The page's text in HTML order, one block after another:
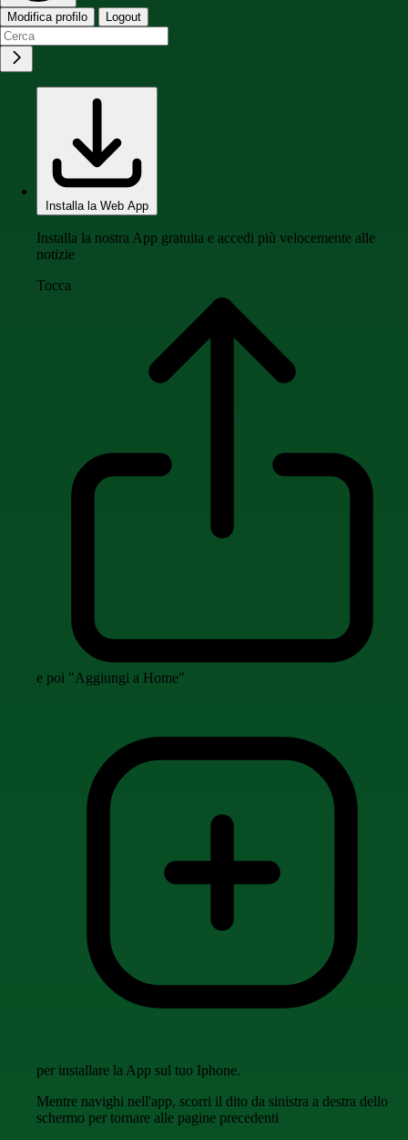
Modifica profilo Logout
Installa la Web App
Installa la nostra App gratuita e accedi più velocemente alle
notizie
Tocca
e poi "Aggiungi a Home"
per installare la App sul tuo Iphone.
Mentre navighi nell'app, scorri il dito da sinistra a destra dello
schermo per tornare alle pagine precedenti